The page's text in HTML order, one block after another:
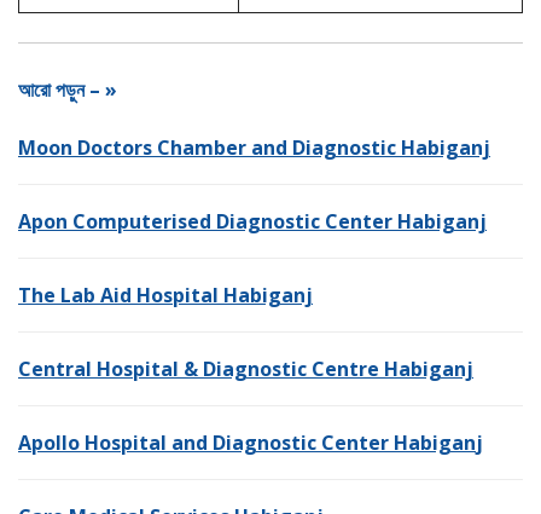
আরো পড়ুন – »
Moon Doctors Chamber and Diagnostic Habiganj
Apon Computerised Diagnostic Center Habiganj
The Lab Aid Hospital Habiganj
Central Hospital & Diagnostic Centre Habiganj
Apollo Hospital and Diagnostic Center Habiganj